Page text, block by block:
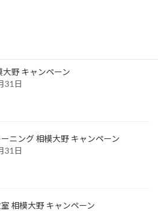
大野 キャンペーン
31日
ニング 相模大野 キャンペーン
31日
相模大野 キャンペーン